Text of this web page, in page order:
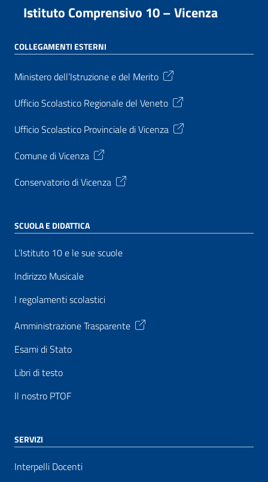
Istituto Comprensivo 10 – Vicenza
COLLEGAMENTI ESTERNI
Ministero dell’Istruzione e del Merito
Ufficio Scolastico Regionale del Veneto
Ufficio Scolastico Provinciale di Vicenza
Comune di Vicenza
Conservatorio di Vicenza
SCUOLA E DIDATTICA
L’Istituto 10 e le sue scuole
Indirizzo Musicale
I regolamenti scolastici
Amministrazione Trasparente
Esami di Stato
Libri di testo
Il nostro PTOF
SERVIZI
Interpelli Docenti